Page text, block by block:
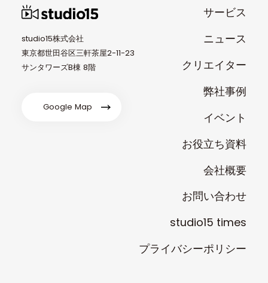
studio15株式会社
東京都世田谷区三軒茶屋2-11-23
サンタワーズB棟 8階
Google Map
サービス
ニュース
クリエイター
弊社事例
イベント
お役立ち資料
会社概要
お問い合わせ
studio15 times
プライバシーポリシー